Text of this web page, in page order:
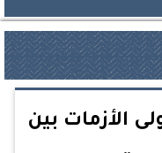
الأزمات بين